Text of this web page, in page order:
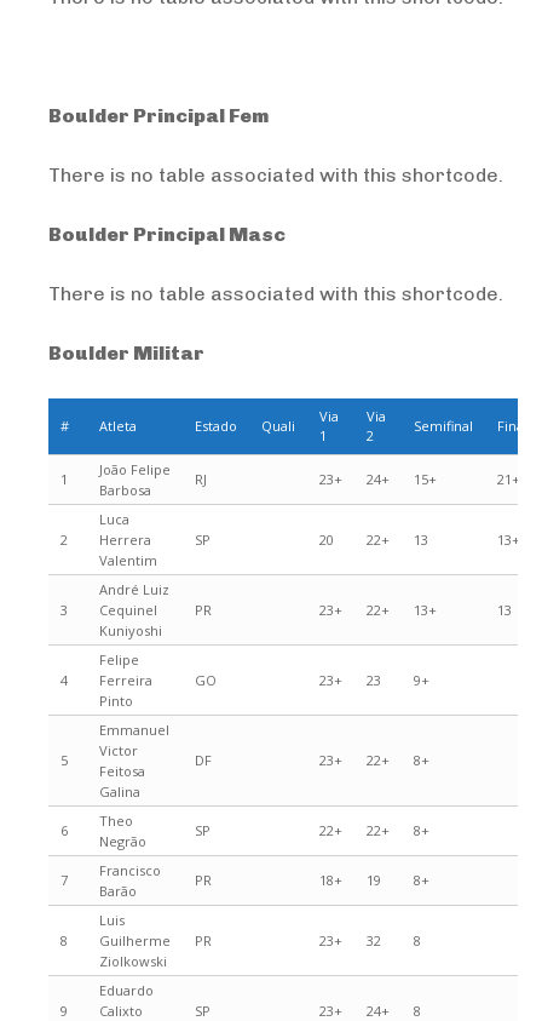
Boulder Principal Fem
There is no table associated with this shortcode.
Boulder Principal Masc
There is no table associated with this shortcode.
Boulder Militar
# Atleta Estado Quali
Via
1
Via
2
Semifinal Final
1
João Felipe
Barbosa
RJ 23+ 24+ 15+ 21+
2
Luca
Herrera
Valentim
SP 20 22+ 13 13+
3
André Luiz
Cequinel
Kuniyoshi
PR 23+ 22+ 13+ 13
4
Felipe
Ferreira
Pinto
GO 23+ 23 9+
5
Emmanuel
Victor
Feitosa
Galina
DF 23+ 22+ 8+
6
Theo
Negrão
SP 22+ 22+ 8+
7
Francisco
Barão
PR 18+ 19 8+
8
Luis
Guilherme
Ziolkowski
PR 23+ 32 8
9
Eduardo
Calixto
SP 23+ 24+ 8